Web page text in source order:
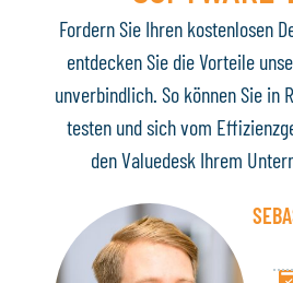
Fordern Sie Ihren kostenlosen
entdecken Sie die Vorteile
unverbindlich. So können Sie in
testen und sich vom
den Valuedesk Ihrem